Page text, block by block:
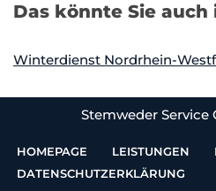
Das könnte Sie
Winterdienst Nordrhein-
Stemweder Service
HOMEPAGE LEISTUNGEN
DATENSCHUTZERKLÄRUNG